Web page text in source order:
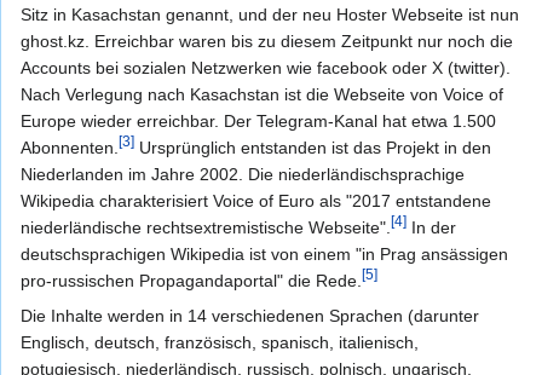
Sitz in Kasachstan genannt, und der neu Hoster Webseite ist nun
ghost.kz. Erreichbar waren bis zu diesem Zeitpunkt nur noch die
Accounts bei sozialen Netzwerken wie facebook oder X (twitter).
Nach Verlegung nach Kasachstan ist die Webseite von Voice of
Europe wieder erreichbar. Der Telegram-Kanal hat etwa 1.500
Abonnenten. [3] Ursprünglich entstanden ist das Projekt in den
Niederlanden im Jahre 2002. Die niederländischsprachige
Wikipedia charakterisiert Voice of Euro als "2017 entstandene
niederländische rechtsextremistische Webseite". [4] In der
deutschsprachigen Wikipedia ist von einem "in Prag ansässigen
pro-russischen Propagandaportal" die Rede. [5]
Die Inhalte werden in 14 verschiedenen Sprachen (darunter
Englisch, deutsch, französisch, spanisch, italienisch,
potugiesisch, niederländisch, russisch, polnisch, ungarisch,